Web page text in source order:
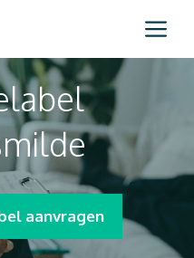
aanvragen